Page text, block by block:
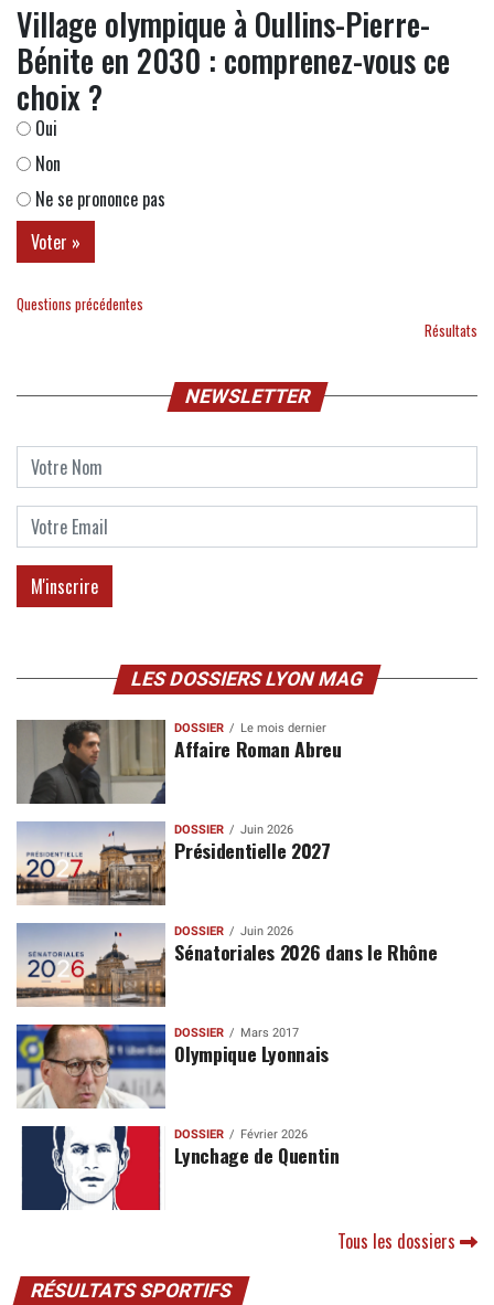
Village olympique à Oullins-Pierre-
Bénite en 2030 : comprenez-vous ce
choix ?
Oui
Non
Ne se prononce pas
Questions précédentes
Résultats
NEWSLETTER
LES DOSSIERS LYON MAG
DOSSIER Le mois dernier
Affaire Roman Abreu
DOSSIER Juin 2026
Présidentielle 2027
DOSSIER Juin 2026
Sénatoriales 2026 dans le Rhône
DOSSIER Mars 2017
Olympique Lyonnais
DOSSIER Février 2026
Lynchage de Quentin
Tous les dossiers
RÉSULTATS SPORTIFS